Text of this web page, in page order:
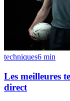
techniques6 min
Les meilleures
direct